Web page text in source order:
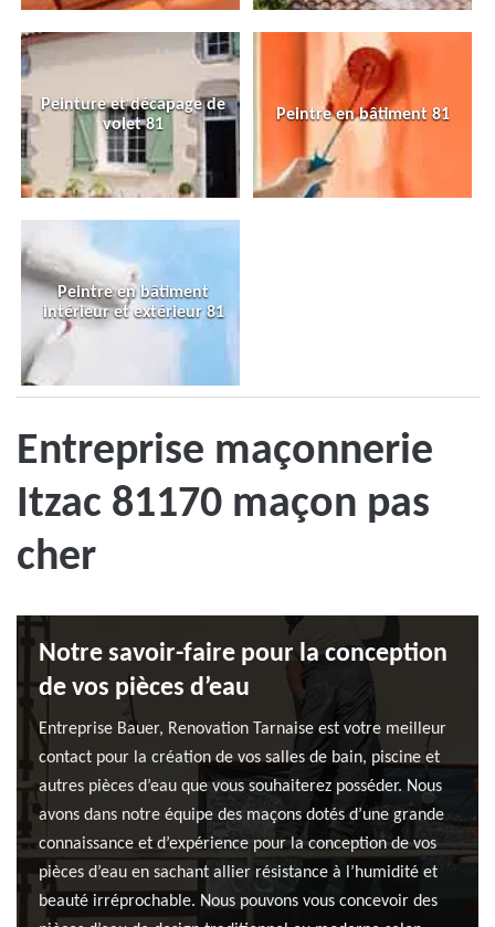
Peinture et décapage de
volet 81
Peintre en bâtiment 81
Peintre en bâtiment
intérieur et extérieur 81
Entreprise maçonnerie
Itzac 81170 maçon pas
cher
Notre savoir-faire pour la conception
de vos pièces d’eau
Entreprise Bauer, Renovation Tarnaise est votre meilleur
contact pour la création de vos salles de bain, piscine et
autres pièces d’eau que vous souhaiterez posséder. Nous
avons dans notre équipe des maçons dotés d’une grande
connaissance et d’expérience pour la conception de vos
pièces d’eau en sachant allier résistance à l’humidité et
beauté irréprochable. Nous pouvons vous concevoir des